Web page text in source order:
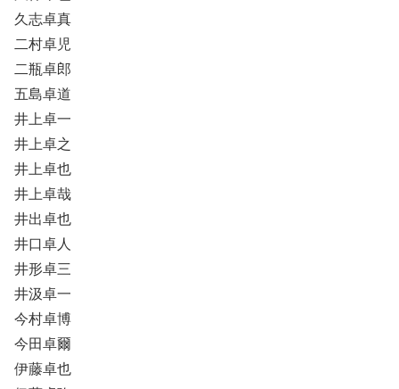
久志卓真
二村卓児
二瓶卓郎
五島卓道
井上卓一
井上卓之
井上卓也
井上卓哉
井出卓也
井口卓人
井形卓三
井汲卓一
今村卓博
今田卓爾
伊藤卓也